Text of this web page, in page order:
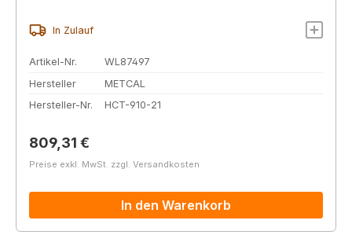
In Zulauf
Artikel-Nr.
WL87497
Hersteller
METCAL
Hersteller-Nr.
HCT-910-21
Regulärer Preis:
809,31 €
Preise exkl. MwSt. zzgl. Versandkosten
In den Warenkorb